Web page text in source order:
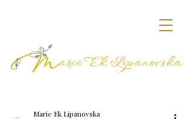
Marie Ek Lipanovska